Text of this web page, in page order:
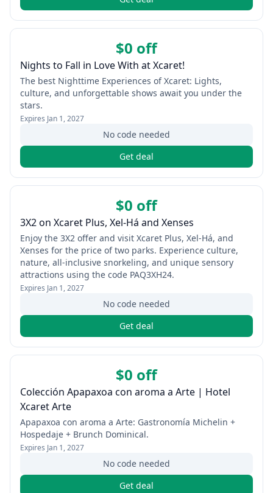
$0 off
Nights to Fall in Love With at Xcaret!
The best Nighttime Experiences of Xcaret: Lights,
culture, and unforgettable shows await you under the
stars.
Expires Jan 1, 2027
No code needed
Get deal
$0 off
3X2 on Xcaret Plus, Xel‑Há and Xenses
Enjoy the 3X2 offer and visit Xcaret Plus, Xel‑Há, and
Xenses for the price of two parks. Experience culture,
nature, all‑inclusive snorkeling, and unique sensory
attractions using the code PAQ3XH24.
Expires Jan 1, 2027
No code needed
Get deal
$0 off
Colección Apapaxoa con aroma a Arte | Hotel
Xcaret Arte
Apapaxoa con aroma a Arte: Gastronomía Michelin +
Hospedaje + Brunch Dominical.
Expires Jan 1, 2027
No code needed
Get deal